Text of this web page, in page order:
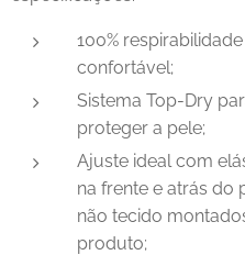
100%
confortável;
Sistema Top-Dry
proteger a pele;
Ajuste ideal com
na frente e atrás do
não tecido
produto;